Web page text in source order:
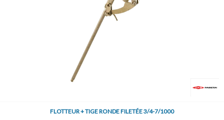
FLOTTEUR + TIGE RONDE FILETÉE 3/4-7/1000